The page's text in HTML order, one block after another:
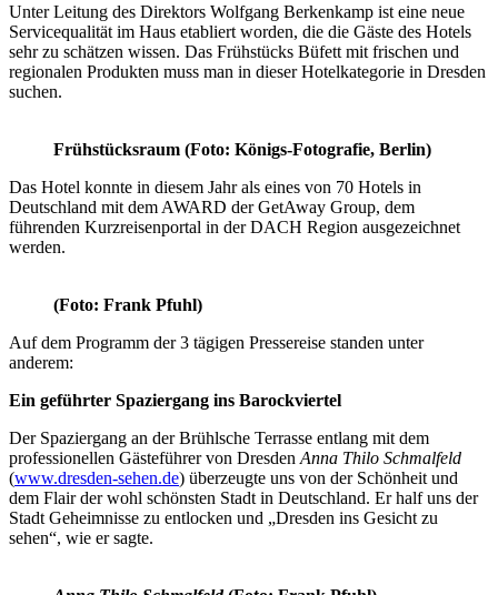
Unter Leitung des Direktors Wolfgang Berkenkamp ist eine neue
Servicequalität im Haus etabliert worden, die die Gäste des Hotels
sehr zu schätzen wissen. Das Frühstücks Büfett mit frischen und
regionalen Produkten muss man in dieser Hotelkategorie in Dresden
suchen.
Frühstücksraum (Foto: Königs-Fotografie, Berlin)
Das Hotel konnte in diesem Jahr als eines von 70 Hotels in
Deutschland mit dem AWARD der GetAway Group, dem
führenden Kurzreisenportal in der DACH Region ausgezeichnet
werden.
(Foto: Frank Pfuhl)
Auf dem Programm der 3 tägigen Pressereise standen unter
anderem:
Ein geführter Spaziergang ins Barockviertel
Der Spaziergang an der Brühlsche Terrasse entlang mit dem
professionellen Gästeführer von Dresden Anna Thilo Schmalfeld
(www.dresden-sehen.de) überzeugte uns von der Schönheit und
dem Flair der wohl schönsten Stadt in Deutschland. Er half uns der
Stadt Geheimnisse zu entlocken und „Dresden ins Gesicht zu
sehen“, wie er sagte.